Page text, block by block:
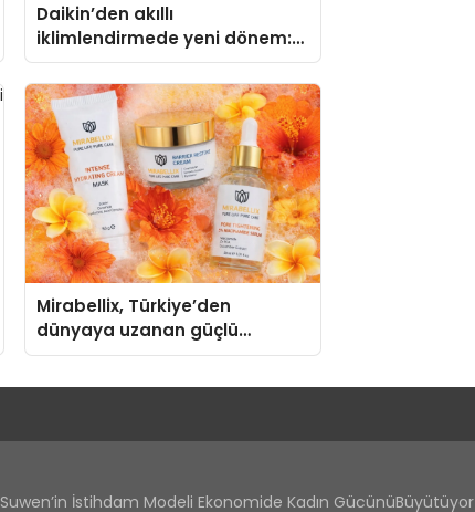
Daikin’den akıllı
iklimlendirmede yeni dönem:
Madoka Plus Türkiye’de
Mirabellix, Türkiye’den
dünyaya uzanan güçlü
büyümesini sürdürüyor
Suwen’in İstihdam Modeli Ekonomide Kadın GücünüBüyütüyor